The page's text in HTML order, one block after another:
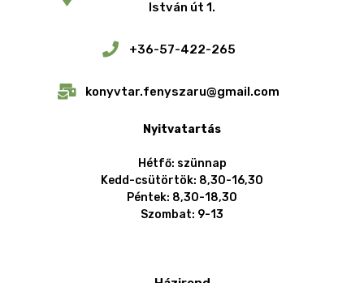
István út 1.
+36-57-422-265
konyvtar.fenyszaru@gmail.com
Nyitvatartás
Hétfő: szünnap
Kedd-csütörtök: 8,30-16,30
Péntek: 8,30-18,30
Szombat: 9-13